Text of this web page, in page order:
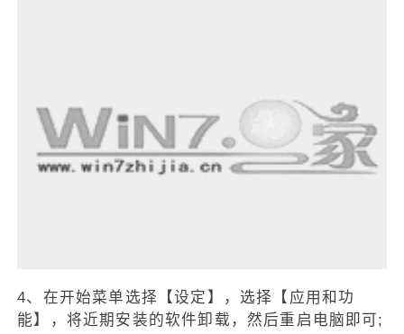
4、在开始菜单选择【设定】，选择【应用和功
能】，将近期安装的软件卸载，然后重启电脑即可;